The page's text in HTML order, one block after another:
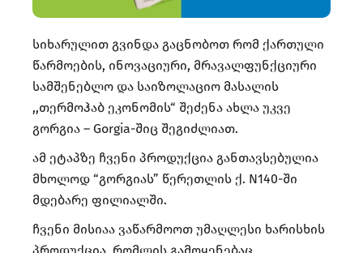
სიხარულით გვინდა გაცნობოთ რომ ქართული
წარმოების, ინოვაციური, მრავალფუნქციური
სამშენებლო და საიზოლაციო მასალის
,,თერმოჰაბ ეკონომის“ შეძენა ახლა უკვე
გორგია – Gorgia-შიც შეგიძლიათ.
ამ ეტაპზე ჩვენი პროდუქცია განთავსებულია
მხოლოდ “გორგიას” წერეთლის ქ. N140-ში
მდებარე ფილიალში.
ჩვენი მისიაა ვაწარმოოთ უმაღლესი ხარისხის